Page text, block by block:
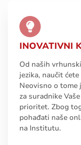
INOVATIVNI
Od naših
jezika, naučit
Neovisno o tome
za suradnike
prioritet. Zbog
pohađati naše
na Institutu.